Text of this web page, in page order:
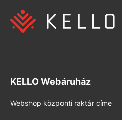
KELLO Webáruház
Webshop központi raktár címe